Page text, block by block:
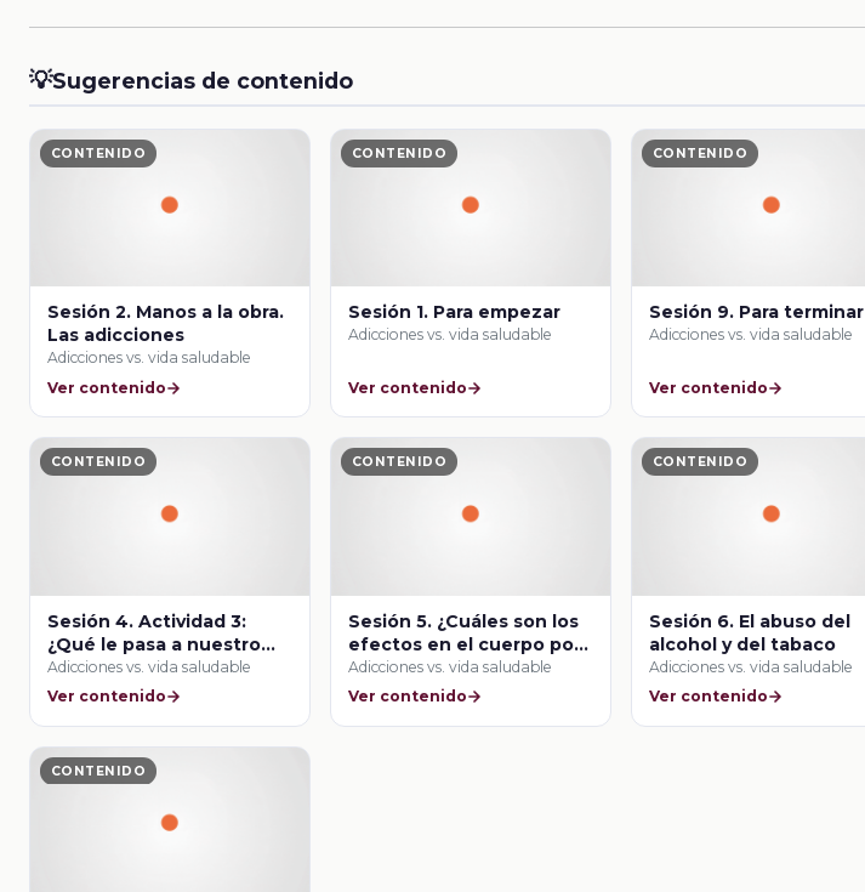
💡Sugerencias de contenido
CONTENIDO
Sesión 2. Manos a la obra.
Las adicciones
Adicciones vs. vida saludable
Ver contenido
CONTENIDO
Sesión 1. Para empezar
Adicciones vs. vida saludable
Ver contenido
CONTENIDO
Sesión 9. Para terminar
Adicciones vs. vida saludable
Ver contenido
CONTENIDO
Sesión 4. Actividad 3:
¿Qué le pasa a nuestro
cerebro?
Adicciones vs. vida saludable
Ver contenido
CONTENIDO
Sesión 5. ¿Cuáles son los
efectos en el cuerpo por
el consumo de drogas?
Adicciones vs. vida saludable
Ver contenido
CONTENIDO
Sesión 6. El abuso del
alcohol y del tabaco
Adicciones vs. vida saludable
Ver contenido
CONTENIDO